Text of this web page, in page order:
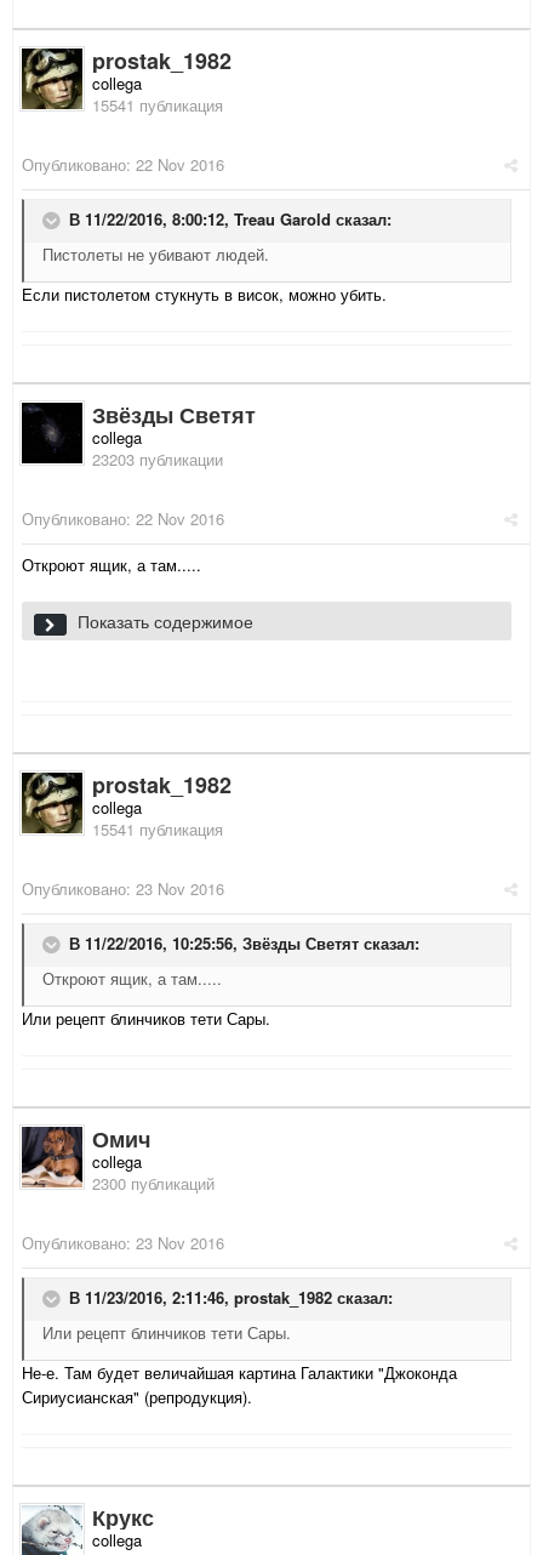
prostak_1982
collega
15541 публикация
Опубликовано: 22 Nov 2016
В 11/22/2016, 8:00:12, Treau Garold сказал:
Пистолеты не убивают людей.
Если пистолетом стукнуть в висок, можно убить.
Звёзды Светят
collega
23203 публикации
Опубликовано: 22 Nov 2016
Откроют ящик, а там.....
Показать содержимое
prostak_1982
collega
15541 публикация
Опубликовано: 23 Nov 2016
В 11/22/2016, 10:25:56, Звёзды Светят сказал:
Откроют ящик, а там.....
Или рецепт блинчиков тети Сары.
Омич
collega
2300 публикаций
Опубликовано: 23 Nov 2016
В 11/23/2016, 2:11:46, prostak_1982 сказал:
Или рецепт блинчиков тети Сары.
Не-е. Там будет величайшая картина Галактики "Джоконда
Сириусианская" (репродукция).
Крукс
collega